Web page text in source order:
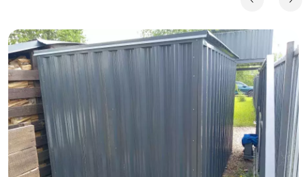
ребрами жесткости, если вы планируете использовать
Сферы применения мини-гаражей
Такое помещение может быть отличным решением для
самых разных задач:
Дачный участок (хранение инструмента, инвентаря,
дров, мототехники).
Производство и строительные объекты